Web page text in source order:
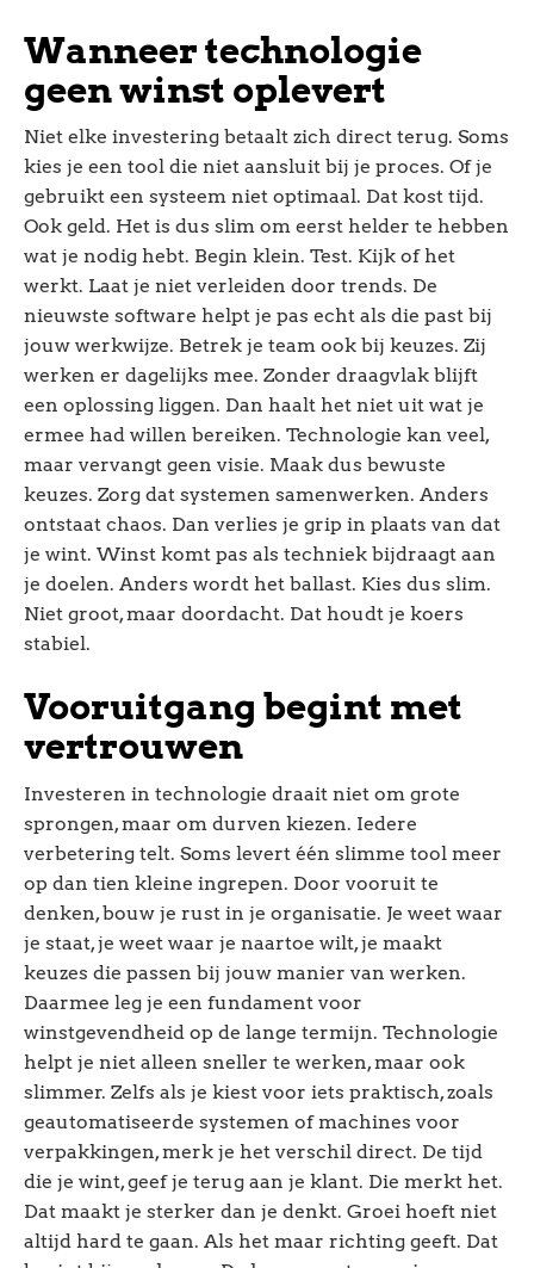
Wanneer technologie
geen winst oplevert
Niet elke investering betaalt zich direct terug. Soms
kies je een tool die niet aansluit bij je proces. Of je
gebruikt een systeem niet optimaal. Dat kost tijd.
Ook geld. Het is dus slim om eerst helder te hebben
wat je nodig hebt. Begin klein. Test. Kijk of het
werkt. Laat je niet verleiden door trends. De
nieuwste software helpt je pas echt als die past bij
jouw werkwijze. Betrek je team ook bij keuzes. Zij
werken er dagelijks mee. Zonder draagvlak blijft
een oplossing liggen. Dan haalt het niet uit wat je
ermee had willen bereiken. Technologie kan veel,
maar vervangt geen visie. Maak dus bewuste
keuzes. Zorg dat systemen samenwerken. Anders
ontstaat chaos. Dan verlies je grip in plaats van dat
je wint. Winst komt pas als techniek bijdraagt aan
je doelen. Anders wordt het ballast. Kies dus slim.
Niet groot, maar doordacht. Dat houdt je koers
stabiel.
Vooruitgang begint met
vertrouwen
Investeren in technologie draait niet om grote
sprongen, maar om durven kiezen. Iedere
verbetering telt. Soms levert één slimme tool meer
op dan tien kleine ingrepen. Door vooruit te
denken, bouw je rust in je organisatie. Je weet waar
je staat, je weet waar je naartoe wilt, je maakt
keuzes die passen bij jouw manier van werken.
Daarmee leg je een fundament voor
winstgevendheid op de lange termijn. Technologie
helpt je niet alleen sneller te werken, maar ook
slimmer. Zelfs als je kiest voor iets praktisch, zoals
geautomatiseerde systemen of machines voor
verpakkingen, merk je het verschil direct. De tijd
die je wint, geef je terug aan je klant. Die merkt het.
Dat maakt je sterker dan je denkt. Groei hoeft niet
altijd hard te gaan. Als het maar richting geeft. Dat